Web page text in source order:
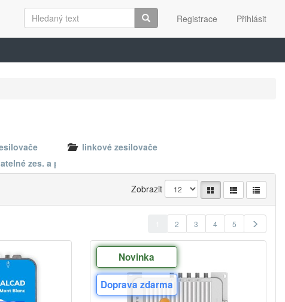
Registrace Přihlásit
linkové zesilovače
zes. a přísl.
Zobrazit
2 3 4 5
Novinka
Doprava zdarma